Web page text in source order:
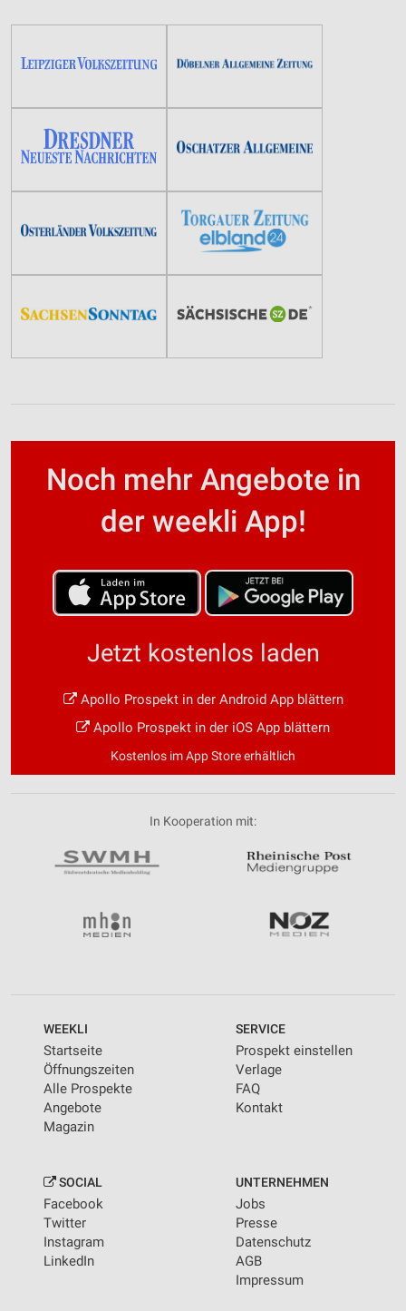
Noch mehr Angebote in
der weekli App!
Jetzt kostenlos laden
Apollo Prospekt in der Android App blättern
Apollo Prospekt in der iOS App blättern
Kostenlos im App Store erhältlich
In Kooperation mit:
WEEKLI
Startseite
Öffnungszeiten
Alle Prospekte
Angebote
Magazin
SERVICE
Prospekt einstellen
Verlage
FAQ
Kontakt
SOCIAL
Facebook
Twitter
Instagram
LinkedIn
UNTERNEHMEN
Jobs
Presse
Datenschutz
AGB
Impressum